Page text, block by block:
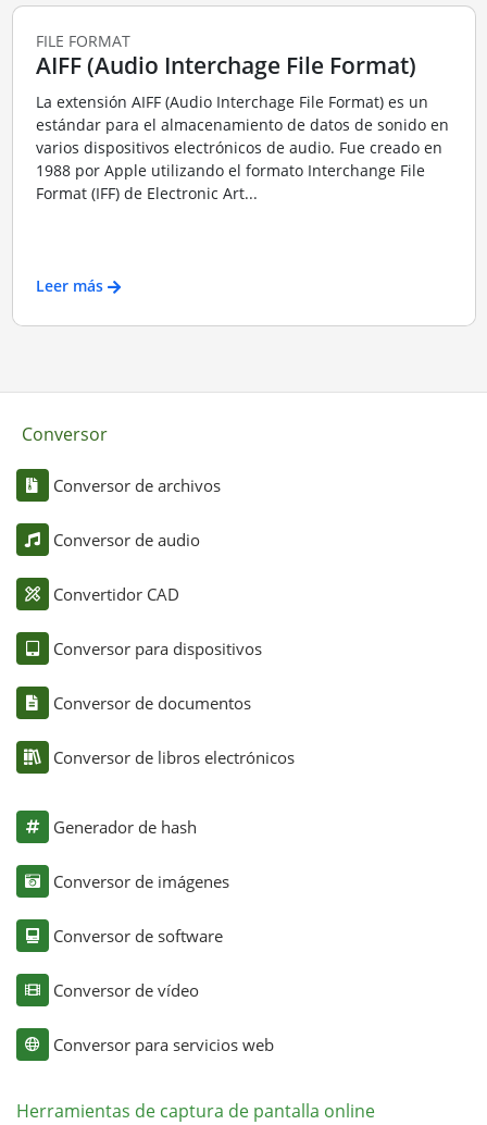
FILE FORMAT
AIFF (Audio Interchage File Format)
La extensión AIFF (Audio Interchage File Format) es un
estándar para el almacenamiento de datos de sonido en
varios dispositivos electrónicos de audio. Fue creado en
1988 por Apple utilizando el formato Interchange File
Format (IFF) de Electronic Art...
Leer más
Conversor
Conversor de archivos
Conversor de audio
Convertidor CAD
Conversor para dispositivos
Conversor de documentos
Conversor de libros electrónicos
Generador de hash
Conversor de imágenes
Conversor de software
Conversor de vídeo
Conversor para servicios web
Herramientas de captura de pantalla online